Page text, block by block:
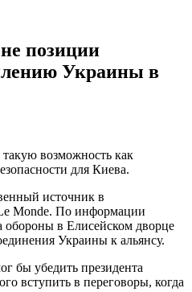
позиции
Украины в
возможность как
для Киева.
источник в
Monde. По информации
обороны в Елисейском дворце
Украины к альянсу.
бы убедить президента
вступить в переговоры, когда